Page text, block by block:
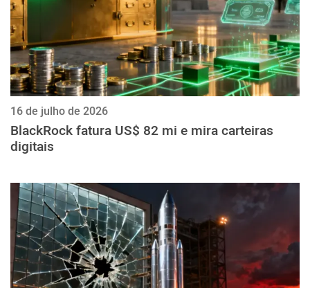
16 de julho de 2026
BlackRock fatura US$ 82 mi e mira carteiras
digitais